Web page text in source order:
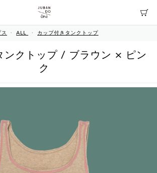
ス ALL カップ付きタンクトップ
ンクトップ / ブラウン × ピン
ク